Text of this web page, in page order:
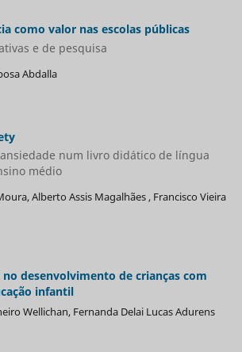
como valor nas escolas públicas
e de pesquisa
Abdalla
num livro didático de língua
médio
Alberto Assis Magalhães , Francisco Vieira
desenvolvimento de crianças com
infantil
Wellichan, Fernanda Delai Lucas Adurens